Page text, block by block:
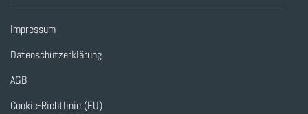
Impressum
Datenschutzerklärung
AGB
Cookie-Richtlinie (EU)